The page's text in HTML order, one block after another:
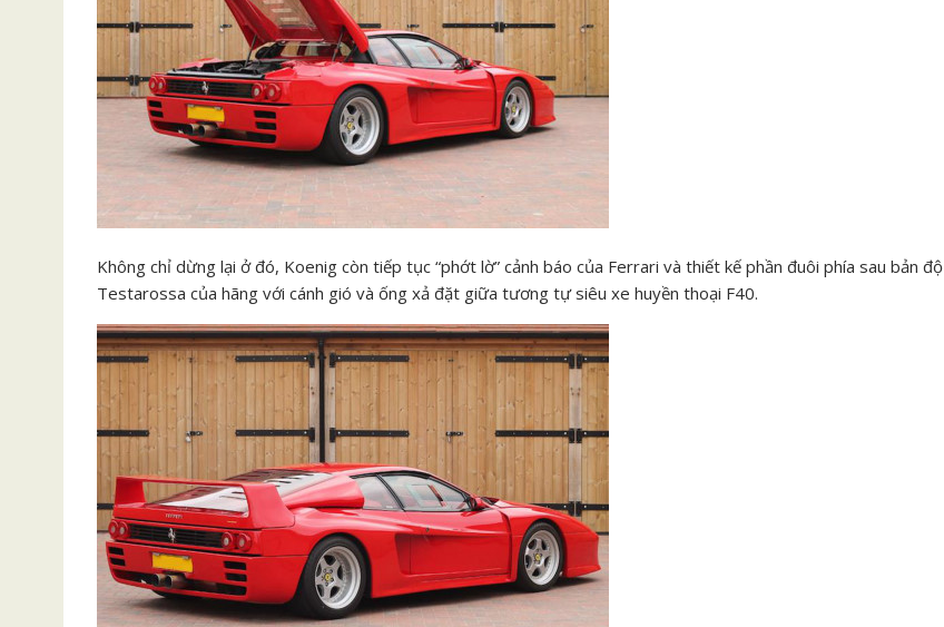
Không chỉ dừng lại ở đó, Koenig còn tiếp tục “phớt lờ” cảnh báo của Ferrari và thiết kế phần đuôi phía sau bản độ
Testarossa của hãng với cánh gió và ống xả đặt giữa tương tự siêu xe huyền thoại F40.